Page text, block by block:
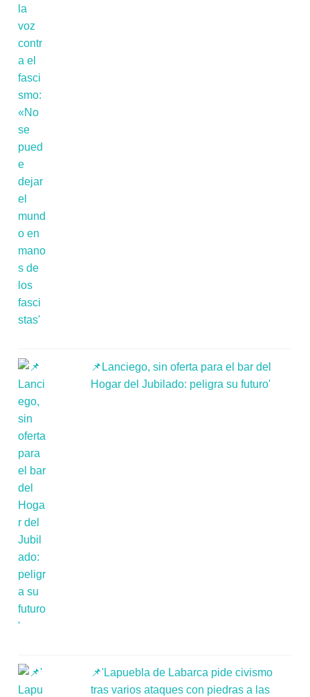
📌Lanciego, sin oferta para el bar del
Hogar del Jubilado: peligra su futuro'
📌'Lapuebla de Labarca pide civismo
tras varios ataques con piedras a las